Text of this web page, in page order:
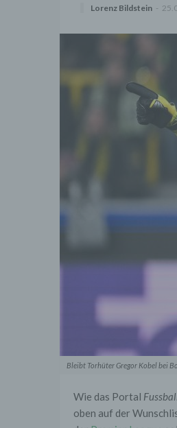
Lorenz Bildstein
Bleibt Torhüter Gregor Kobel bei
Wie das Portal
oben auf der